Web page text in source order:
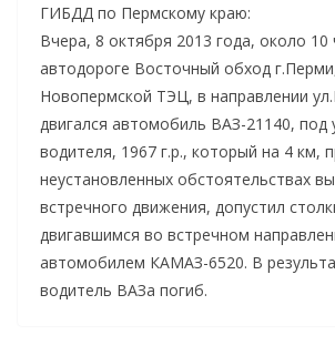
ГИБДД по Пермскому краю:
Вчера, 8 октября 2013 года, около 10
автодороге Восточный обход
Новопермской ТЭЦ, в направлении
двигался автомобиль ВАЗ-21140, под
водителя, 1967 г.р., который на 4 км,
неустановленных обстоятельствах
встречного движения, допустил
двигавшимся во встречном
автомобилем КАМАЗ-6520. В
водитель ВАЗа погиб.